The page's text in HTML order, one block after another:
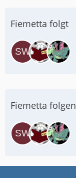
Fiemetta folgt
Fiemetta folgen